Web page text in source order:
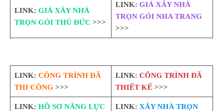
LINK: GIÁ XÂY NHÀ
TRỌN GÓI THỦ ĐỨC >>>
LINK: GIÁ XÂY NHÀ
TRỌN GÓI NHA TRANG
>>>
LINK: CÔNG TRÌNH ĐÃ
THI CÔNG>>>
LINK: CÔNG TRÌNH ĐÃ
THIẾT KẾ>>>
LINK: HỒ SƠ NĂNG LỰC
LINK: XÂY NHÀ TRỌN